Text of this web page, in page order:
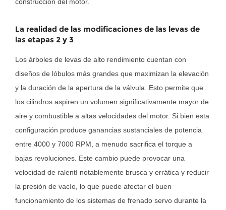
el
del
motor
La realidad de las modificaciones de las levas de
las etapas 2 y 3
Los árboles de levas de alto rendimiento cuentan con
diseños de lóbulos más grandes que maximizan la elevación
y la duración de la apertura de la válvula. Esto permite que
los cilindros aspiren un volumen significativamente mayor de
aire y combustible a altas velocidades del motor. Si bien esta
configuración produce ganancias sustanciales de potencia
entre 4000 y 7000 RPM, a menudo sacrifica el torque a
bajas revoluciones. Este cambio puede provocar una
velocidad de ralentí notablemente brusca y errática y reducir
la presión de vacío, lo que puede afectar el buen
funcionamiento de los sistemas de frenado servo durante la